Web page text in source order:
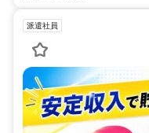
派遣社員